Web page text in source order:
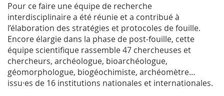
Pour ce faire une équipe de recherche
interdisciplinaire a été réunie et a contribué à
l’élaboration des stratégies et protocoles de fouille.
Encore élargie dans la phase de post-fouille, cette
équipe scientifique rassemble 47 chercheuses et
chercheurs, archéologue, bioarchéologue,
géomorphologue, biogéochimiste, archéomètre…
issu·es de 16 institutions nationales et internationales.